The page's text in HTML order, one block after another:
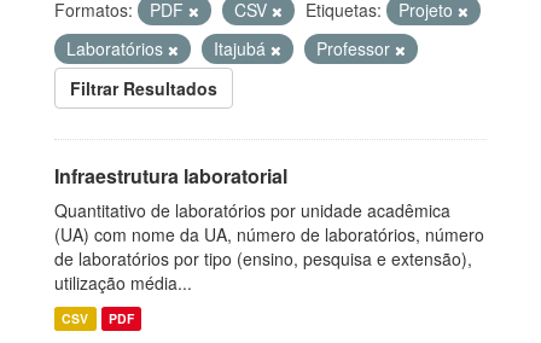
Formatos:
PDF CSV Etiquetas:
Projeto
Laboratórios
Itajubá
Professor
Filtrar Resultados
Infraestrutura laboratorial
Quantitativo de laboratórios por unidade acadêmica
(UA) com nome da UA, número de laboratórios, número
de laboratórios por tipo (ensino, pesquisa e extensão),
utilização média...
CSV PDF